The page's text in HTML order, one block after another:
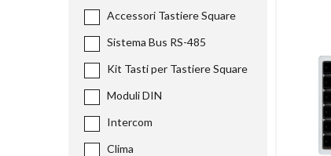
Accessori Tastiere Square
Sistema Bus RS-485
Kit Tasti per Tastiere Square
Moduli DIN
Intercom
Clima